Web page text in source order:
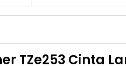
TZe253 Cinta